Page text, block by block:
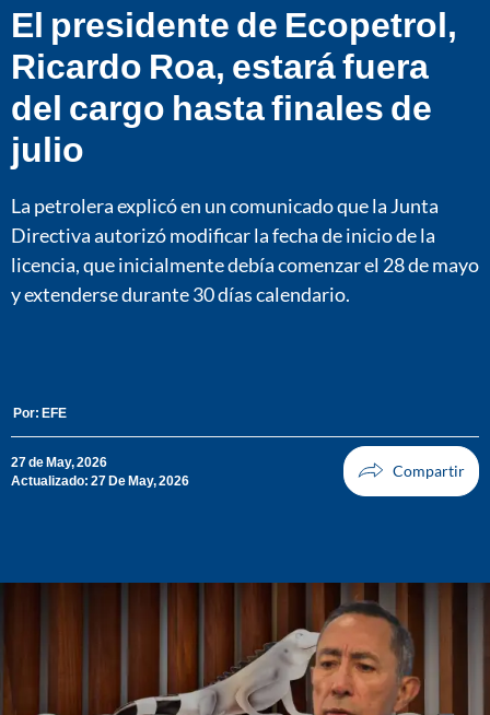
El presidente de Ecopetrol,
Ricardo Roa, estará fuera
del cargo hasta finales de
julio
La petrolera explicó en un comunicado que la Junta
Directiva autorizó modificar la fecha de inicio de la
licencia, que inicialmente debía comenzar el 28 de mayo
y extenderse durante 30 días calendario.
Por: EFE
27 de May, 2026
Actualizado: 27 De May, 2026